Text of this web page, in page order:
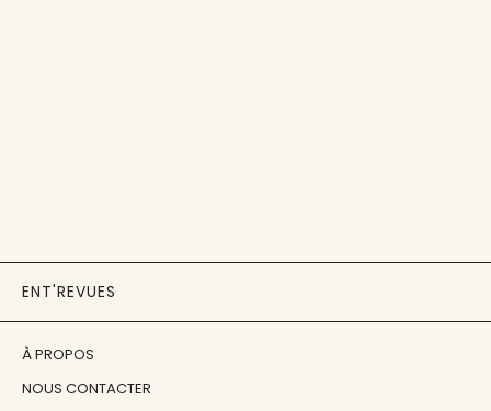
ENT'REVUES
À PROPOS
NOUS CONTACTER